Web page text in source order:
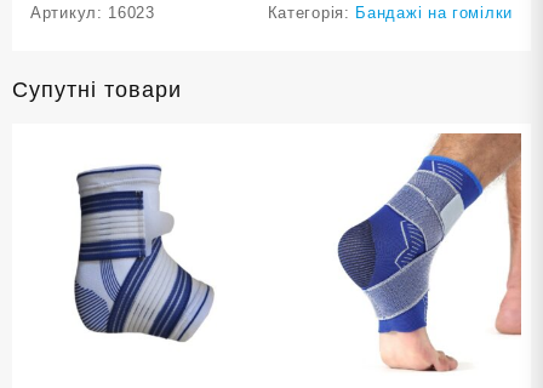
Артикул: 16023 Категорія: Бандажі на гомілки
Супутні товари